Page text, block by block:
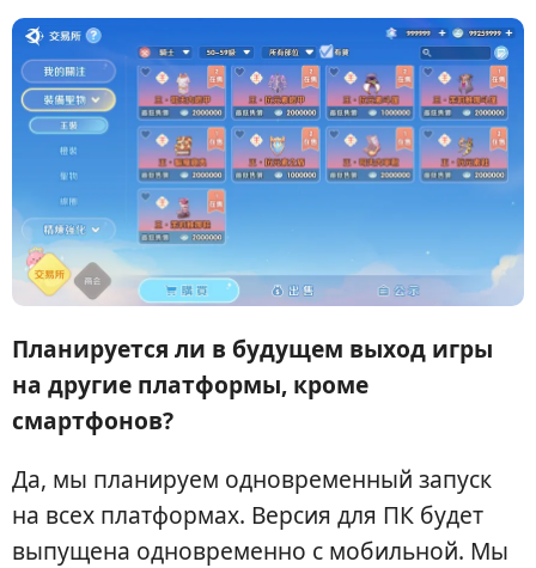
Планируется ли в будущем выход игры
на другие платформы, кроме
смартфонов?
Да, мы планируем одновременный запуск
на всех платформах. Версия для ПК будет
выпущена одновременно с мобильной. Мы